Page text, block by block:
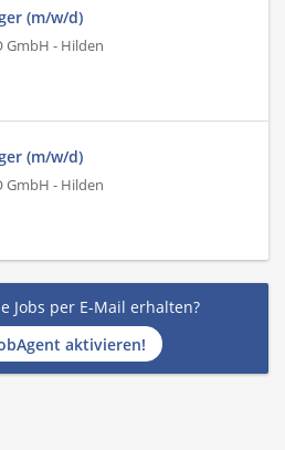
(m/w/d)
GmbH - Hilden
(m/w/d)
GmbH - Hilden
Jobs per E-Mail erhalten?
aktivieren!